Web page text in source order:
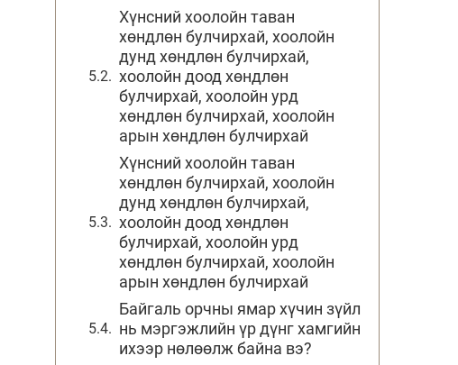
Хүнсний хоолойн таван
хөндлөн булчирхай, хоолойн
дунд хөндлөн булчирхай,
хоолойн доод хөндлөн
булчирхай, хоолойн урд
хөндлөн булчирхай, хоолойн
арын хөндлөн булчирхай
Хүнсний хоолойн таван
хөндлөн булчирхай, хоолойн
дунд хөндлөн булчирхай,
хоолойн доод хөндлөн
булчирхай, хоолойн урд
хөндлөн булчирхай, хоолойн
арын хөндлөн булчирхай
Байгаль орчны ямар хүчин зүйл
нь мэргэжлийн үр дүнг хамгийн
ихээр нөлөөлж байна вэ?